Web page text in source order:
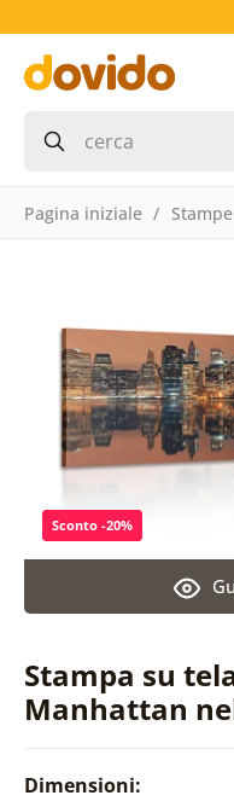
Pagina iniziale
Stampa su
Manhattan
Sconto -20%
Dimensioni: